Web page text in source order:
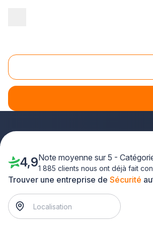
Sécurité Haubourdin (59320)
Vous recherchez des solutions de
dans le département du Nord. Que
garantir votre tranquillité d'esprit
Trouver une entreprise de Sécurité
4,9Note moyenne sur 5 -
1 885 clients nous ont déjà fait